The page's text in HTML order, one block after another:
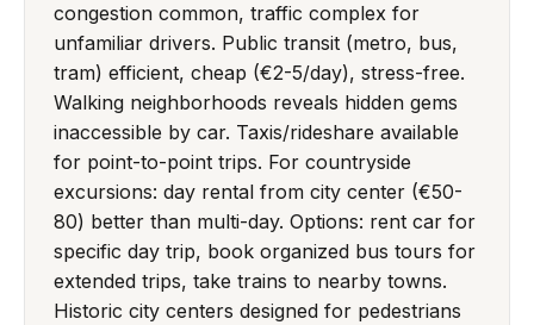
congestion common, traffic complex for
unfamiliar drivers. Public transit (metro, bus,
tram) efficient, cheap (€2-5/day), stress-free.
Walking neighborhoods reveals hidden gems
inaccessible by car. Taxis/rideshare available
for point-to-point trips. For countryside
excursions: day rental from city center (€50-
80) better than multi-day. Options: rent car for
specific day trip, book organized bus tours for
extended trips, take trains to nearby towns.
Historic city centers designed for pedestrians